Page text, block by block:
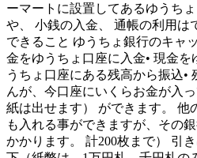
ーマートに設置してあるゆうち
や、 小銭の入金、 通帳の利用は
できること ゆうちょ銀行のキャ
金をゆうちょ口座に入金• 現金を
うちょ口座にある残高から振込•
んが、今口座にいくらお金が入
紙は出せます） ができます。 他
も入れる事ができますが、その
かかります。 計200枚まで） 引